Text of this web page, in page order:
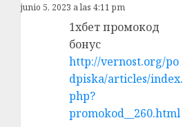
junio 5, 2023 a las 4:11 pm
1хбет промокод
бонус
http://vernost.org/po
dpiska/articles/index.
php?
promokod__260.html